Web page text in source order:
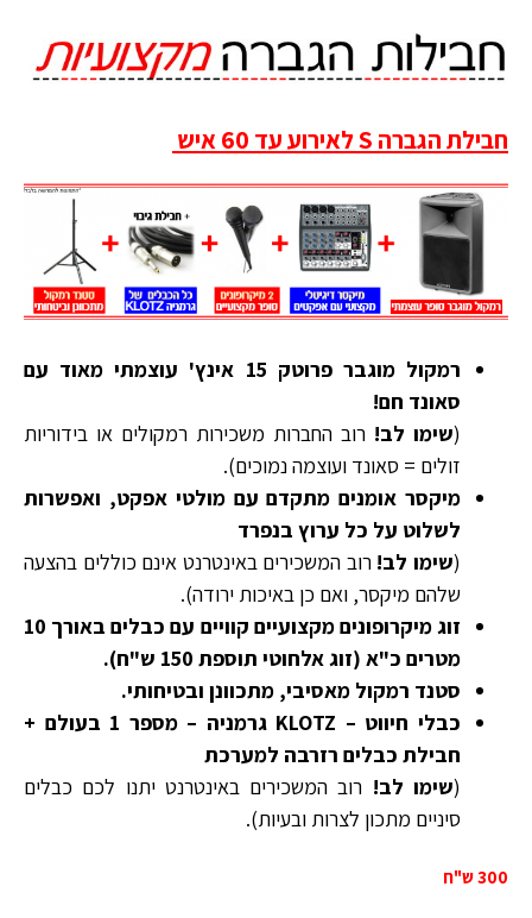
חבילת הגברה S לאירוע עד 60 איש
רמקול מוגבר פרוטק 15 אינץ' עוצמתי מאוד עם
סאונד חם!
(שימו לב! רוב החברות משכירות רמקולים או בידוריות
זולים = סאונד ועוצמה נמוכים).
מיקסר אומנים מתקדם עם מולטי אפקט, ואפשרות
לשלוט על כל ערוץ בנפרד
(שימו לב! רוב המשכירים באינטרנט אינם כוללים בהצעה
שלהם מיקסר, ואם כן באיכות ירודה).
זוג מיקרופונים מקצועיים קוויים עם כבלים באורך 10
מטרים כ"א (זוג אלחוטי תוספת 150 ש"ח).
סטנד רמקול מאסיבי, מתכוונן ובטיחותי.
כבלי חיווט – KLOTZ גרמניה – מספר 1 בעולם +
חבילת כבלים רזרבה למערכת
(שימו לב! רוב המשכירים באינטרנט יתנו לכם כבלים
סיניים מתכון לצרות ובעיות).
300 ש"ח